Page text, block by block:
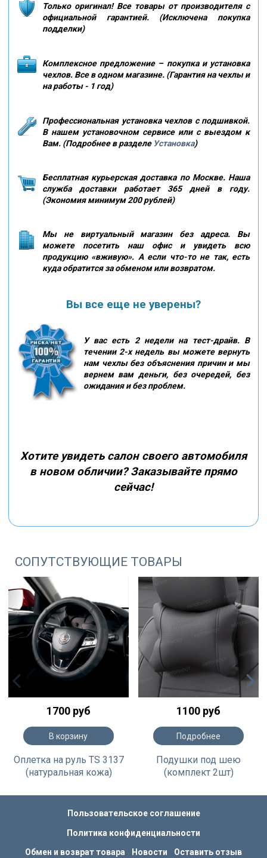
Только оригинал! Все товары от производителя с
официальной гарантией. (Исключена покупка
подделки)
Комплексное предложение – покупка и установка
чехлов. Все в одном магазине. (Гарантия на чехлы и
на работы - 1 год)
Профессиональная установка чехлов с подшивкой.
В нашем установочном сервисе или с выездом к
Вам. (Подробнее в разделе Установка)
Бесплатная курьерская доставка по Москве. Наша
служба доставки работает 365 дней в году.
(Экономия минимум 200 рублей)
Мы не виртуальный магазин без адреса. Вы
можете посетить наш офис и увидеть всю
продукцию «вживую». А если что-то не так, есть
куда обратится за обменом или возвратом.
Вы все еще не уверены?
У вас есть 2 недели на тест-драйв. В
течении 2-х недель вы можете вернуть
нам чехлы без объяснения причин и мы
вернем вам деньги, без очередей, без
ожидания и без проблем.
Хотите увидеть салон своего автомобиля
в новом обличии? Заказывайте прямо
сейчас!
СОПУТСТВУЮЩИЕ ТОВАРЫ
1700 руб
В корзину
Оплетка на руль TS 3137
(натуральная кожа)
1100 руб
Подробнее
Подушки под шею
(комплект 2шт)
Пользовательское соглашение
Политика конфиденциальности
Обмен и возврат товара Новости Оставить отзыв